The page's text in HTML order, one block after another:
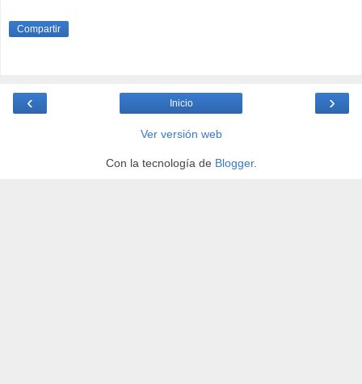
Compartir
‹ ›
Inicio
Ver versión web
Con la tecnología de Blogger.